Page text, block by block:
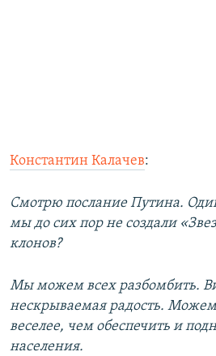
Константин Калачев:
Смотрю послание Путина.
мы до сих пор не создали
клонов?
Мы можем всех разбомбить.
нескрываемая радость.
веселее, чем обеспечить и
населения.